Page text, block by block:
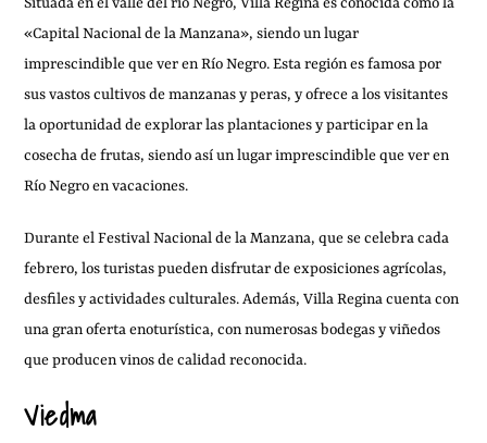
«Capital Nacional de la Manzana», siendo un lugar
imprescindible que ver en Río Negro. Esta región es famosa por
sus vastos cultivos de manzanas y peras, y ofrece a los visitantes
la oportunidad de explorar las plantaciones y participar en la
cosecha de frutas, siendo así un lugar imprescindible que ver en
Río Negro en vacaciones.
Durante el Festival Nacional de la Manzana, que se celebra cada
febrero, los turistas pueden disfrutar de exposiciones agrícolas,
desfiles y actividades culturales. Además, Villa Regina cuenta con
una gran oferta enoturística, con numerosas bodegas y viñedos
que producen vinos de calidad reconocida.
Viedma